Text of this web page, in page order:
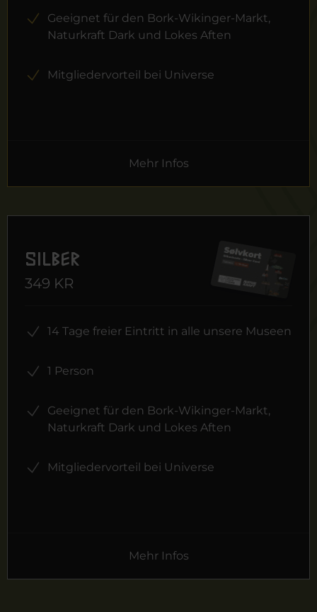
Geeignet für den Bork-Wikinger-Markt,
Naturkraft Dark und Lokes Aften
Mitgliedervorteil bei Universe
Mehr Infos
Silber
349 KR
14 Tage freier Eintritt in alle unsere Museen
1 Person
Geeignet für den Bork-Wikinger-Markt,
Naturkraft Dark und Lokes Aften
Mitgliedervorteil bei Universe
Mehr Infos